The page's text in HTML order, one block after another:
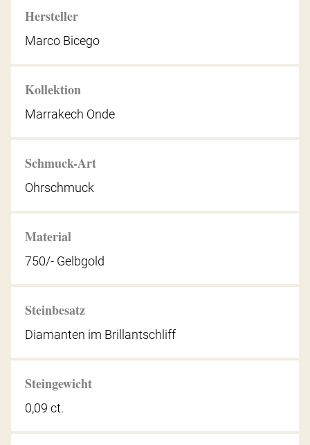
Hersteller
Marco Bicego
Kollektion
Marrakech Onde
Schmuck-Art
Ohrschmuck
Material
750/- Gelbgold
Steinbesatz
Diamanten im Brillantschliff
Steingewicht
0,09 ct.